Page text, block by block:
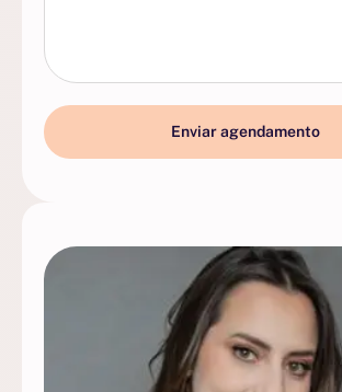
Enviar agendamento